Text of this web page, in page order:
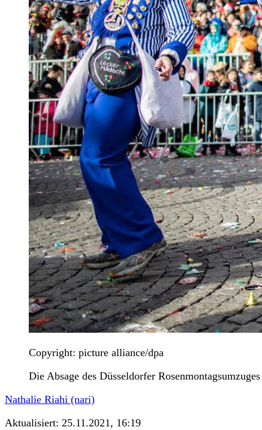
Copyright: picture alliance/dpa
Die Absage des Düsseldorfer
Nathalie Riahi (nari)
Aktualisiert: 25.11.2021, 16:19